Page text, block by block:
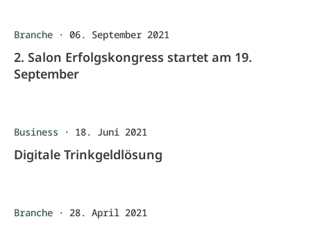
Branche · 06. September 2021
2. Salon Erfolgskongress startet am 19.
September
Business · 18. Juni 2021
Digitale Trinkgeldlösung
Branche · 28. April 2021